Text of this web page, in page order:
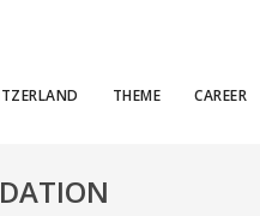
THEME CAREER